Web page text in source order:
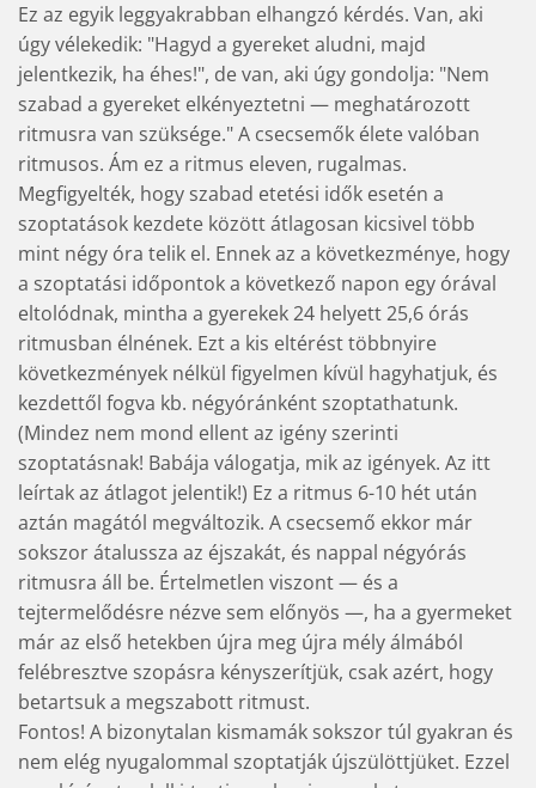
Ez az egyik leggyakrabban elhangzó kérdés. Van, aki
úgy vélekedik: "Hagyd a gyereket aludni, majd
jelentkezik, ha éhes!", de van, aki úgy gondolja: "Nem
szabad a gyereket elkényeztetni — meghatározott
ritmusra van szüksége." A csecsemők élete valóban
ritmusos. Ám ez a ritmus eleven, rugalmas.
Megfigyelték, hogy szabad etetési idők esetén a
szoptatások kezdete között átlagosan kicsivel több
mint négy óra telik el. Ennek az a következménye, hogy
a szoptatási időpontok a következő napon egy órával
eltolódnak, mintha a gyerekek 24 helyett 25,6 órás
ritmusban élnének. Ezt a kis eltérést többnyire
következmények nélkül figyelmen kívül hagyhatjuk, és
kezdettől fogva kb. négyóránként szoptathatunk.
(Mindez nem mond ellent az igény szerinti
szoptatásnak! Babája válogatja, mik az igények. Az itt
leírtak az átlagot jelentik!) Ez a ritmus 6-10 hét után
aztán magától megváltozik. A csecsemő ekkor már
sokszor átalussza az éjszakát, és nappal négyórás
ritmusra áll be. Értelmetlen viszont — és a
tejtermelődésre nézve sem előnyös —, ha a gyermeket
már az első hetekben újra meg újra mély álmából
felébresztve szopásra kényszerítjük, csak azért, hogy
betartsuk a megszabott ritmust.
Fontos! A bizonytalan kismamák sokszor túl gyakran és
nem elég nyugalommal szoptatják újszülöttjüket. Ezzel